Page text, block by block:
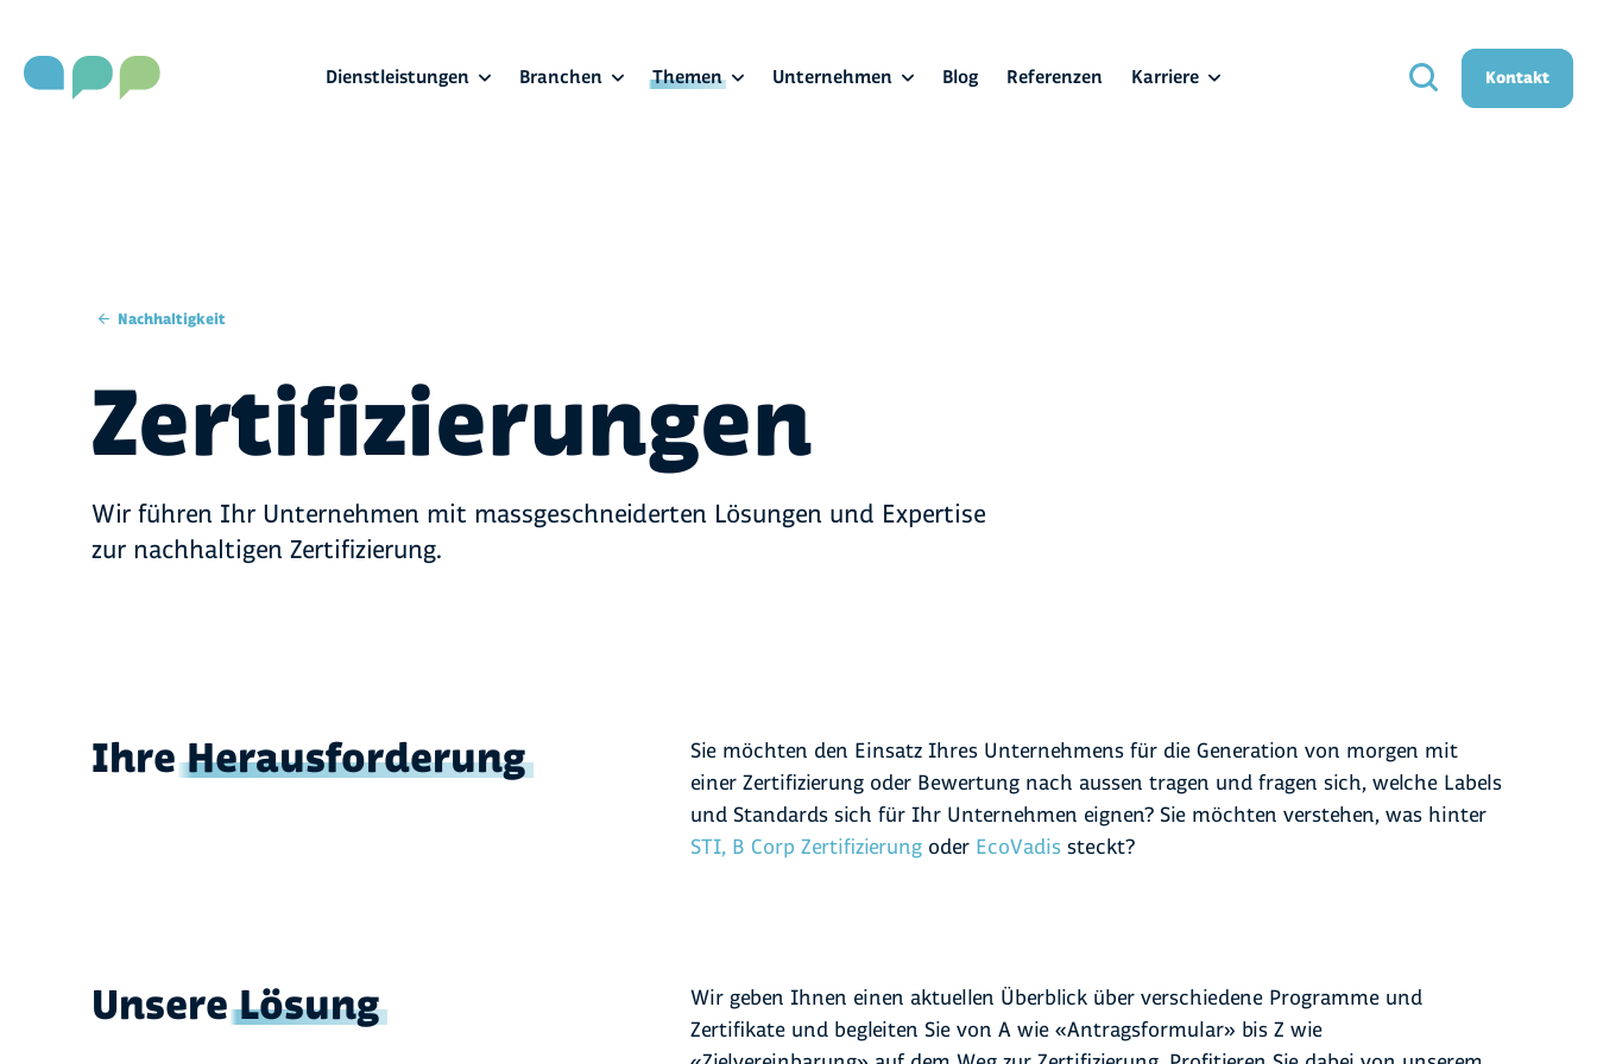
Dienstleistungen Branchen Themen Unternehmen Blog Referenzen Karriere Kontakt
Nachhaltigkeit
Zertifizierungen
Wir führen Ihr Unternehmen mit massgeschneiderten Lösungen und Expertise
zur nachhaltigen Zertifizierung.
IhreHerausforderung
Sie möchten den Einsatz Ihres Unternehmens für die Generation von morgen mit
einer Zertifizierung oder Bewertung nach aussen tragen und fragen sich, welche Labels
und Standards sich für Ihr Unternehmen eignen? Sie möchten verstehen, was hinter
STI, B Corp Zertifizierung oder EcoVadis steckt?
UnsereLösung
Wir geben Ihnen einen aktuellen Überblick über verschiedene Programme und
Zertifikate und begleiten Sie von A wie «Antragsformular» bis Z wie